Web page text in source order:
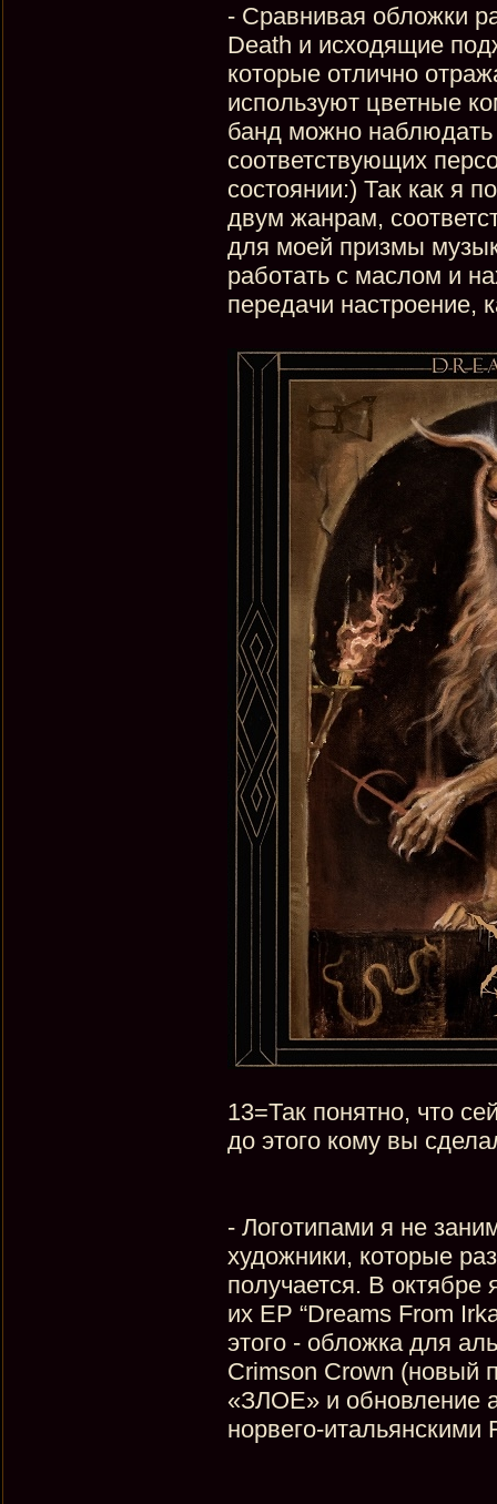
- Сравнивая обложки
Death и исходящие
которые отлично
используют цветные
банд можно
соответствующих
состоянии:) Так как я
двум жанрам,
для моей призмы
работать с маслом и
передачи настроение,
13=Так понятно, что
до этого кому вы
- Логотипами я не
художники, которые
получается. В
их EP “Dreams From
этого - обложка для
Crimson Crown (новый
«ЗЛОЕ» и обновление
норвего-итальянскими